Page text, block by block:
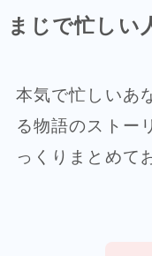
まじで忙しい
本気で忙しいあ
る物語のストー
っくりまとめて